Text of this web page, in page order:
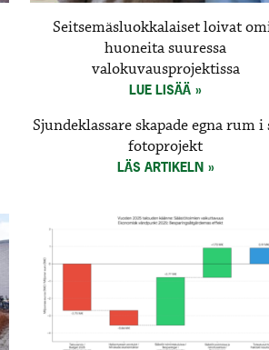
Seitsemäsluokkalaiset loivat
huoneita suuressa
valokuvausprojektissa
LUE LISÄÄ
Sjundeklassare skapade egna rum
fotoprojekt
LÄS ARTIKELN